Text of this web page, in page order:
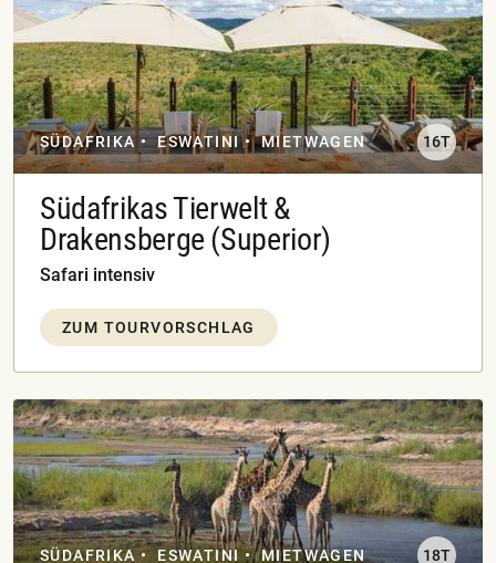
SÜDAFRIKA ESWATINI MIETWAGEN 16T
Südafrikas Tierwelt &
Drakensberge (Superior)
Safari intensiv
ZUM TOURVORSCHLAG
SÜDAFRIKA ESWATINI MIETWAGEN 18T